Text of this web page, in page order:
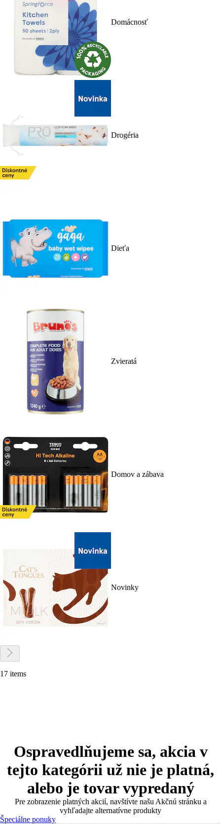
Domácnosť
Drogéria
Dieťa
Zvieratá
Domov a zábava
Novinky
17 items
Ospravedlňujeme sa, akcia v
tejto kategórii už nie je platná,
alebo je tovar vypredaný
Pre zobrazenie platných akcií, navštívte našu Akčnú stránku a
vyhľadajte alternatívne produkty
Špeciálne ponuky